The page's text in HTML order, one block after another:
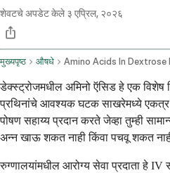
शेवटचे अपडेट केले ३ एप्रिल, २०२६
मुख्यपृष्ठ औषधे
डेक्स्ट्रोजमधील अमिनो ऍसिड हे एक
प्रथिनांचे आवश्यक घटक साखरेमध्ये एकत्र
पोषण सहाय्य प्रदान करते जेव्हा तुम्ही
अन्न खाऊ शकत नाही किंवा पचवू शकत
रुग्णालयांमधील आरोग्य सेवा प्रदाता हे IV